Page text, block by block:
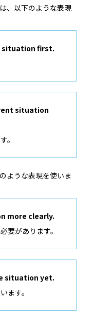
、以下のような表現
situation first.
situation
。
ような表現を使いま
more clearly.
要があります。
situation yet.
ます。